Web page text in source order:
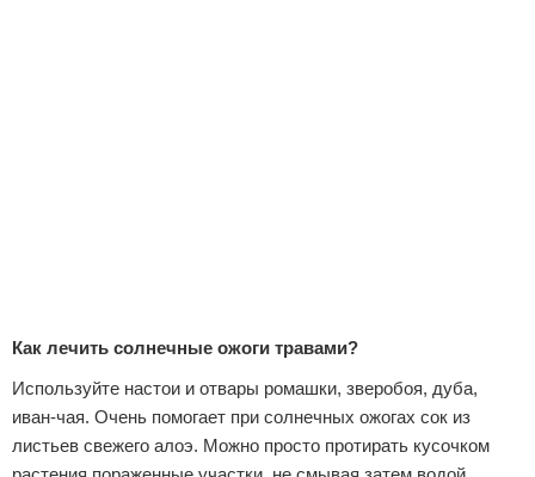
Как лечить солнечные ожоги травами?
Используйте настои и отвары ромашки, зверобоя, дуба,
иван-чая. Очень помогает при солнечных ожогах сок из
листьев свежего алоэ. Можно просто протирать кусочком